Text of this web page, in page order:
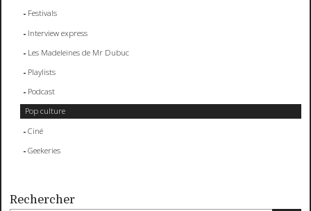
Festivals
Interview express
Les Madeleines de Mr Dubuc
Playlists
Podcast
Pop culture
Ciné
Geekeries
Rechercher